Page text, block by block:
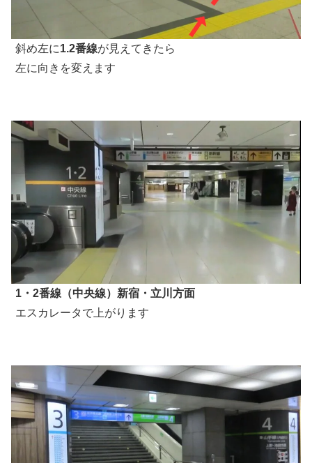
斜め左に1.2番線が見えてきたら
左に向きを変えます
1・2番線（中央線）新宿・立川方面
エスカレータで上がります